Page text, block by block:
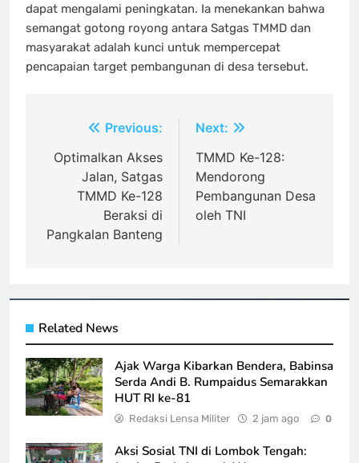
dapat mengalami peningkatan. Ia menekankan bahwa
semangat gotong royong antara Satgas TMMD dan
masyarakat adalah kunci untuk mempercepat
pencapaian target pembangunan di desa tersebut.
Navigasi
pos
Previous:
Optimalkan Akses
Jalan, Satgas
TMMD Ke-128
Beraksi di
Pangkalan Banteng
Next:
TMMD Ke-128:
Mendorong
Pembangunan Desa
oleh TNI
Related News
Ajak Warga Kibarkan Bendera, Babinsa
Serda Andi B. Rumpaidus Semarakkan
HUT RI ke-81
Redaksi Lensa Militer 2 jam ago 0
Aksi Sosial TNI di Lombok Tengah: